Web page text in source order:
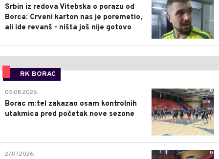
Srbin iz redova Vitebska o porazu od
Borca: Crveni karton nas je poremetio,
ali ide revanš - ništa još nije gotovo
RK BORAC
0
05.08.2026.
Borac m:tel zakazao osam kontrolnih
utakmica pred početak nove sezone
0
27.07.2026.